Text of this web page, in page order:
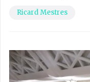
Ricard Mestres